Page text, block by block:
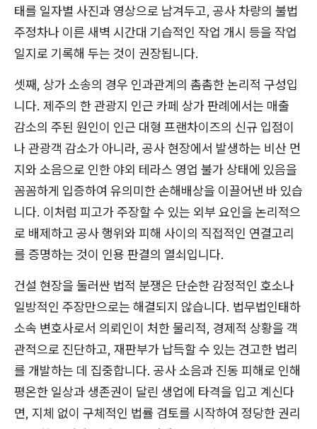
태를 일자별 사진과 영상으로 남겨두고, 공사 차량의 불법
주정차나 이른 새벽 시간대 기습적인 작업 개시 등을 작업
일지로 기록해 두는 것이 권장됩니다.
셋째, 상가 소송의 경우 인과관계의 촘촘한 논리적 구성입
니다. 제주의 한 관광지 인근 카페 상가 판례에서는 매출
감소의 주된 원인이 인근 대형 프랜차이즈의 신규 입점이
나 관광객 감소가 아니라, 공사 현장에서 발생하는 비산 먼
지와 소음으로 인한 야외 테라스 영업 불가 상태에 있음을
꼼꼼하게 입증하여 유의미한 손해배상을 이끌어낸 바 있습
니다. 이처럼 피고가 주장할 수 있는 외부 요인을 논리적으
로 배제하고 공사 행위와 피해 사이의 직접적인 연결고리
를 증명하는 것이 인용 판결의 열쇠입니다.
건설 현장을 둘러싼 법적 분쟁은 단순한 감정적인 호소나
일방적인 주장만으로는 해결되지 않습니다. 법무법인태하
소속 변호사로서 의뢰인이 처한 물리적, 경제적 상황을 객
관적으로 진단하고, 재판부가 납득할 수 있는 견고한 법리
를 개발하는 데 집중합니다. 공사 소음과 진동 피해로 인해
평온한 일상과 생존권이 달린 생업에 타격을 입고 계신다
면, 지체 없이 구체적인 법률 검토를 시작하여 정당한 권리